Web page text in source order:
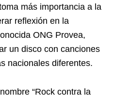
más importancia a la
reflexión en la
ONG Provea,
un disco con canciones
nacionales diferentes.
“Rock contra la